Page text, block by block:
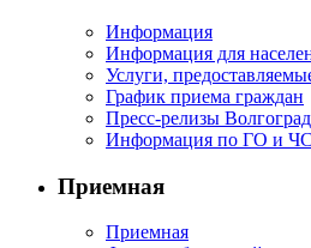
Информация
Информация для
Услуги,
График приема граждан
Пресс-релизы
Информация по ГО и ЧС
Приемная
Приемная